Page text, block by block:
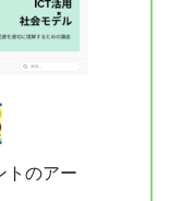
トのアー